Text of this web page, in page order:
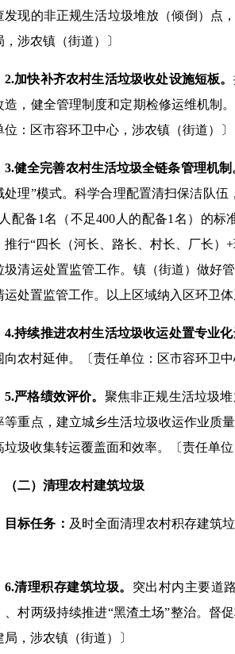
发现的非正规生活垃圾堆放（倾倒）点
，涉农镇（街道）〕
2.加快补齐农村生活垃圾收处设施短板。
造，健全管理制度和定期检修运维机制
位：区市容环卫中心，涉农镇（街道）〕
3.健全完善农村生活垃圾全链条管理机制
处理”模式。科学合理配置清扫保洁队
配备1名（不足400人的配备1名）的
推行“四长（河长、路长、村长、厂长
圾清运处置监管工作。镇（街道）做好
运处置监管工作。以上区域纳入区环卫
4.持续推进农村生活垃圾收运处置专业
向农村延伸。〔责任单位：区市容环卫
5.严格绩效评价。 聚焦非正规生活垃圾
等重点，建立城乡生活垃圾收运作业质
垃圾收集转运覆盖面和效率。〔责任单
（二）清理农村建筑垃圾
目标任务： 及时全面清理农村积存建筑
6.清理积存建筑垃圾。 突出村内主要道
、村两级持续推进“黑渣土场”整治。督
局，涉农镇（街道）〕